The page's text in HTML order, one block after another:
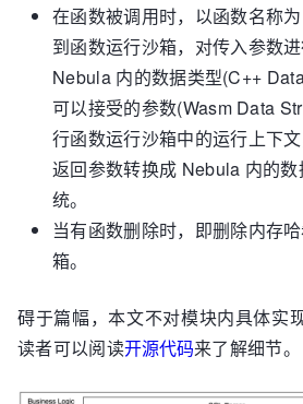
在函数被调用时，以函数名称
到函数运行沙箱，对传入参数
Nebula 内的数据类型(C++
可以接受的参数(Wasm Data
行函数运行沙箱中的运行上下
返回参数转换成 Nebula 内的
统。
当有函数删除时，即删除内存
箱。
碍于篇幅，本文不对模块内具体实
读者可以阅读开源代码来了解细节。